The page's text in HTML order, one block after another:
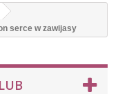
serce w zawijasy